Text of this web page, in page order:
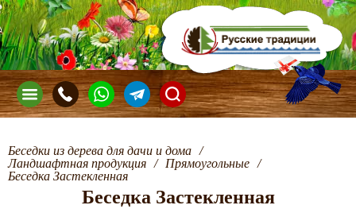
Беседки из дерева для дачи и дома /
Ландшафтная продукция / Прямоугольные /
Беседка Застекленная
Беседка Застекленная